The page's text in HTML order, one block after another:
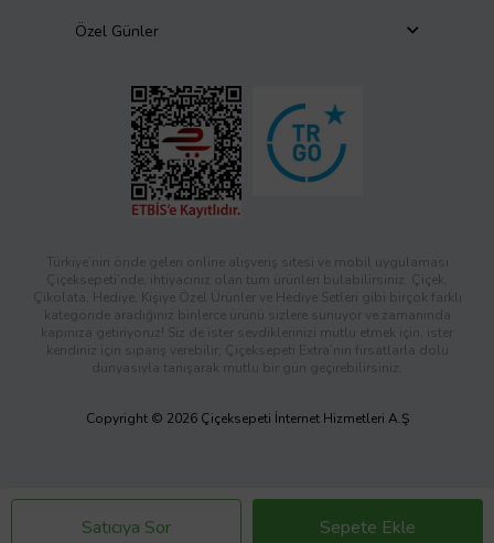
Satıcıya Sor Sepete Ekle
Özel Günler
Türkiye’nin önde gelen online alışveriş sitesi ve mobil uygulaması
Çiçeksepeti’nde, ihtiyacınız olan tüm ürünleri bulabilirsiniz. Çiçek,
Çikolata, Hediye, Kişiye Özel Ürünler ve Hediye Setleri gibi birçok farklı
kategoride aradığınız binlerce ürünü sizlere sunuyor ve zamanında
kapınıza getiriyoruz! Siz de ister sevdiklerinizi mutlu etmek için, ister
kendiniz için sipariş verebilir; Çiçeksepeti Extra’nın fırsatlarla dolu
dünyasıyla tanışarak mutlu bir gün geçirebilirsiniz.
Copyright © 2026 Çiçeksepeti İnternet Hizmetleri A.Ş